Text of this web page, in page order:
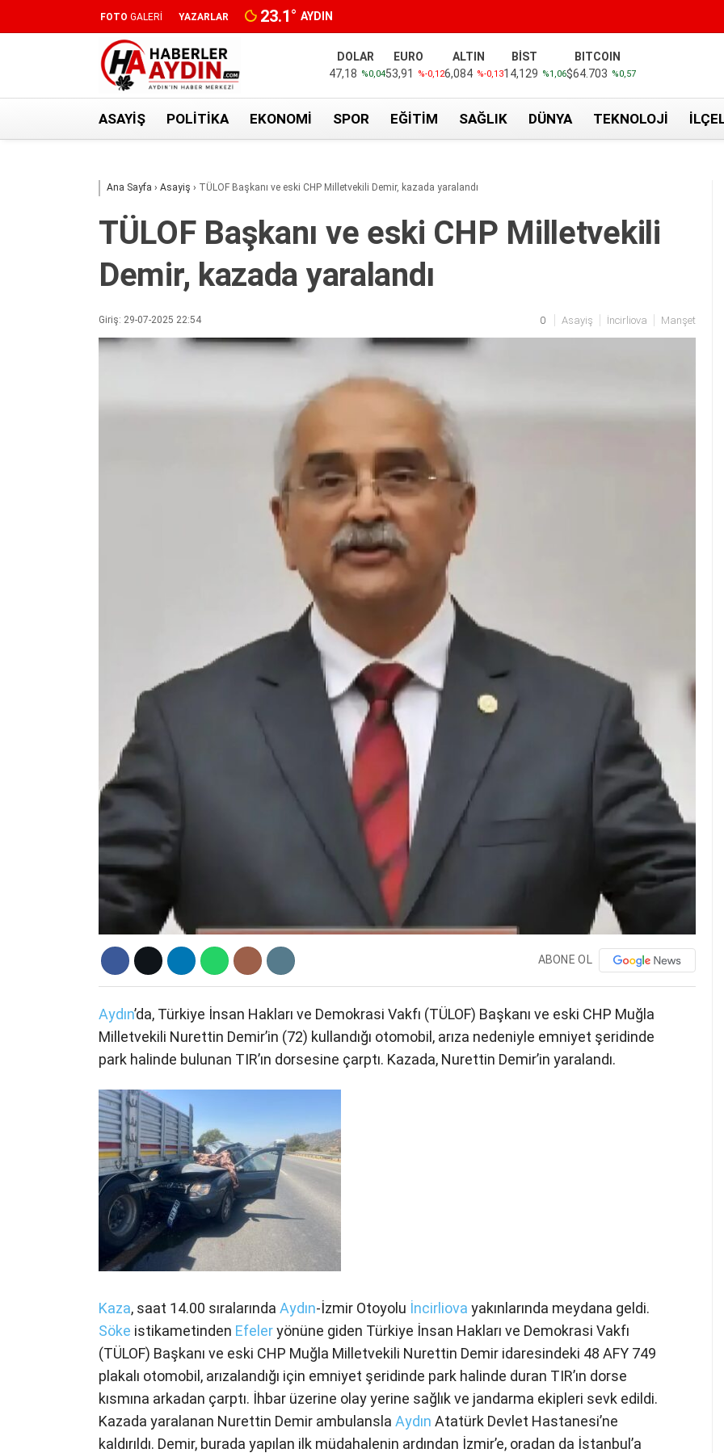
FOTO GALERİ YAZARLAR 23.1° AYDIN
DOLAR
47,18 %0,04
EURO
53,91
%-0,12
ALTIN
6,084 %-0,13
BİST
14,129 %1,06
BITCOIN
$64.703 %0,57
ASAYIŞ POLITIKA EKONOMI SPOR EĞITIM SAĞLIK DÜNYA TEKNOLOJI
Ana Sayfa › Asayiş › TÜLOF Başkanı ve eski CHP Milletvekili Demir, kazada yaralandı
TÜLOF Başkanı ve eski CHP Milletvekili
Demir, kazada yaralandı
Giriş: 29-07-2025 22:54 0 Asayiş İncirliova Manşet
ABONE OL
Aydın’da, Türkiye İnsan Hakları ve Demokrasi Vakfı (TÜLOF) Başkanı ve eski CHP Muğla
Milletvekili Nurettin Demir’in (72) kullandığı otomobil, arıza nedeniyle emniyet şeridinde
park halinde bulunan TIR’ın dorsesine çarptı. Kazada, Nurettin Demir’in yaralandı.
Kaza, saat 14.00 sıralarında Aydın-İzmir Otoyolu İncirliova yakınlarında meydana geldi.
Söke istikametinden Efeleryönüne giden Türkiye İnsan Hakları ve Demokrasi Vakfı
(TÜLOF) Başkanı ve eski CHP Muğla Milletvekili Nurettin Demir idaresindeki 48 AFY 749
plakalı otomobil, arızalandığı için emniyet şeridinde park halinde duran TIR’ın dorse
kısmına arkadan çarptı. İhbar üzerine olay yerine sağlık ve jandarma ekipleri sevk edildi.
Kazada yaralanan Nurettin Demir ambulansla Aydın Atatürk Devlet Hastanesi’ne
kaldırıldı. Demir, burada yapılan ilk müdahalenin ardından İzmir’e, oradan da İstanbul’a